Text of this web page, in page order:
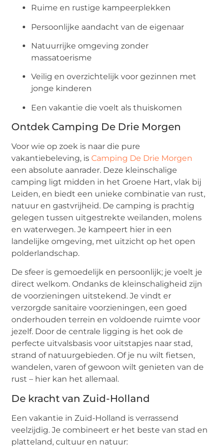
Ruime en rustige kampeerplekken
Persoonlijke aandacht van de eigenaar
Natuurrijke omgeving zonder
massatoerisme
Veilig en overzichtelijk voor gezinnen met
jonge kinderen
Een vakantie die voelt als thuiskomen
Ontdek Camping De Drie Morgen
Voor wie op zoek is naar die pure
vakantiebeleving, is Camping De Drie Morgen
een absolute aanrader. Deze kleinschalige
camping ligt midden in het Groene Hart, vlak bij
Leiden, en biedt een unieke combinatie van rust,
natuur en gastvrijheid. De camping is prachtig
gelegen tussen uitgestrekte weilanden, molens
en waterwegen. Je kampeert hier in een
landelijke omgeving, met uitzicht op het open
polderlandschap.
De sfeer is gemoedelijk en persoonlijk; je voelt je
direct welkom. Ondanks de kleinschaligheid zijn
de voorzieningen uitstekend. Je vindt er
verzorgde sanitaire voorzieningen, een goed
onderhouden terrein en voldoende ruimte voor
jezelf. Door de centrale ligging is het ook de
perfecte uitvalsbasis voor uitstapjes naar stad,
strand of natuurgebieden. Of je nu wilt fietsen,
wandelen, varen of gewoon wilt genieten van de
rust – hier kan het allemaal.
De kracht van Zuid-Holland
Een vakantie in Zuid-Holland is verrassend
veelzijdig. Je combineert er het beste van stad en
platteland, cultuur en natuur: